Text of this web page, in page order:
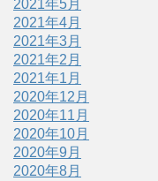
2021年5月
2021年4月
2021年3月
2021年2月
2021年1月
2020年12月
2020年11月
2020年10月
2020年9月
2020年8月